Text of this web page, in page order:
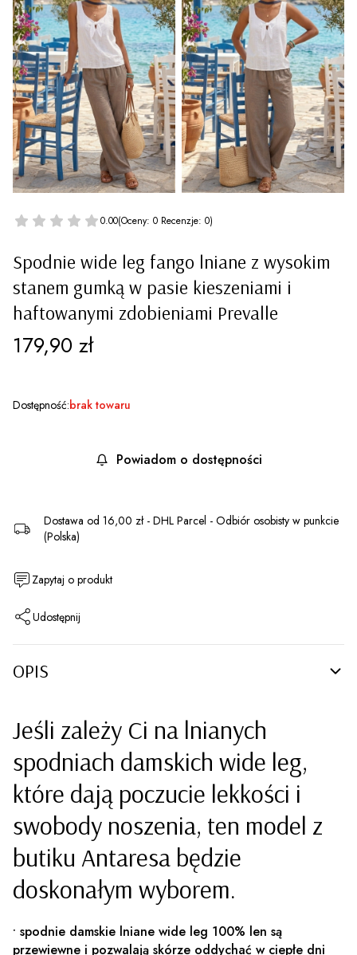
0.00(Oceny: 0 Recenzje: 0)
Spodnie wide leg fango lniane z wysokim
stanem gumką w pasie kieszeniami i
haftowanymi zdobieniami Prevalle
Cena
179,90 zł
Dostępność:brak towaru
Powiadom o dostępności
Dostawa od 16,00 zł - DHL Parcel - Odbiór osobisty w punkcie
(Polska)
Zapytaj o produkt
Udostępnij
OPIS
Jeśli zależy Ci na lnianych
spodniach damskich wide leg,
które dają poczucie lekkości i
swobody noszenia, ten model z
butiku Antaresa będzie
doskonałym wyborem.
• spodnie damskie lniane wide leg 100% len są
przewiewne i pozwalają skórze oddychać w ciepłe dni